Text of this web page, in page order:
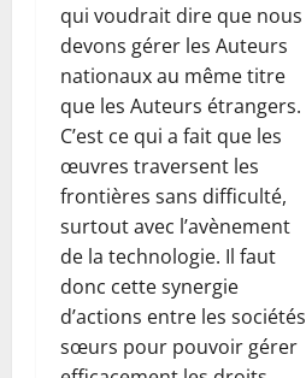
qui voudrait dire que nous
devons gérer les Auteurs
nationaux au même titre
que les Auteurs étrangers.
C’est ce qui a fait que les
œuvres traversent les
frontières sans difficulté,
surtout avec l’avènement
de la technologie. Il faut
donc cette synergie
d’actions entre les sociétés
sœurs pour pouvoir gérer